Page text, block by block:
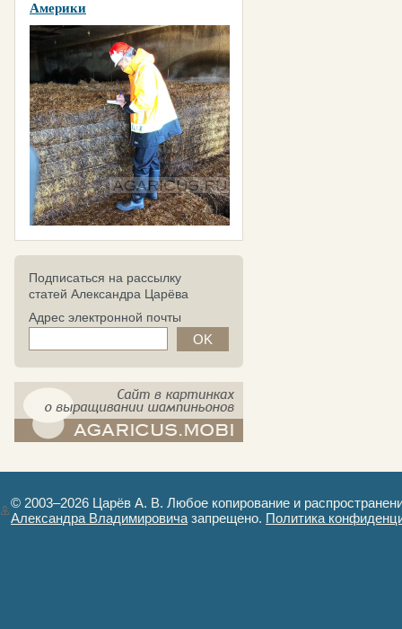
Америки
Подписаться на рассылку
статей Александра Царёва
Адрес электронной почты
© 2003–2026 Царёв А. В. Любое копирование и
Александра Владимировича запрещено. Политика
Авторизация